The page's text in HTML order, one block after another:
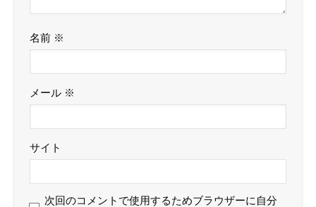
名前 ※
メール ※
サイト
次回のコメントで使用するためブラウザーに自分